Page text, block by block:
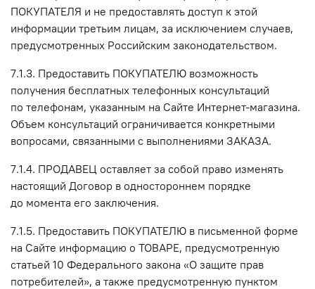
ПОКУПАТЕЛЯ и не предоставлять доступ к этой
информации третьим лицам, за исключением случаев,
предусмотренных Российским законодательством.
7.1.3. Предоставить ПОКУПАТЕЛЮ возможность
получения бесплатных телефонных консультаций
по телефонам, указанным на Сайте Интернет-магазина.
Объем консультаций ограничивается конкретными
вопросами, связанными с выполнениями ЗАКАЗА.
7.1.4. ПРОДАВЕЦ оставляет за собой право изменять
настоящий Договор в одностороннем порядке
до момента его заключения.
7.1.5. Предоставить ПОКУПАТЕЛЮ в письменной форме
на Сайте информацию о ТОВАРЕ, предусмотренную
статьей 10 Федерального закона «О защите прав
потребителей», а также предусмотренную пунктом